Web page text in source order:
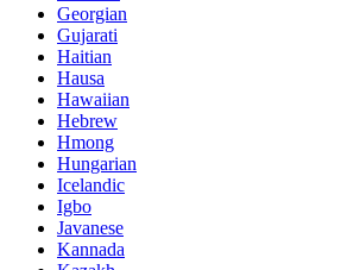
Georgian
Gujarati
Haitian
Hausa
Hawaiian
Hebrew
Hmong
Hungarian
Icelandic
Igbo
Javanese
Kannada